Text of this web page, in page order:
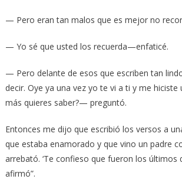
— Pero eran tan malos que es mejor no
— Yo sé que usted los recuerda—enfaticé.
— Pero delante de esos que escriben tan
decir. Oye ya una vez yo te vi a ti y me hiciste
más quieres saber?— preguntó.
Entonces me dijo que escribió los versos a
que estaba enamorado y que vino un padre
arrebató. ‘Te confieso que fueron los últimos
afirmó”.